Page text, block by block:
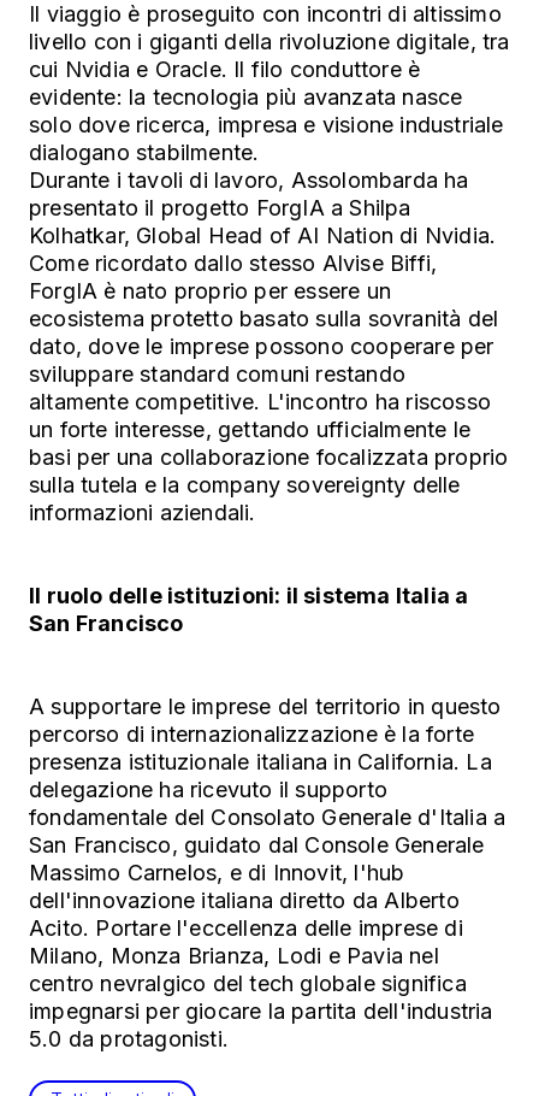
Il viaggio è proseguito con incontri di altissimo
livello con i giganti della rivoluzione digitale, tra
cui Nvidia e Oracle. Il filo conduttore è
evidente: la tecnologia più avanzata nasce
solo dove ricerca, impresa e visione industriale
dialogano stabilmente.
Durante i tavoli di lavoro, Assolombarda ha
presentato il progetto ForgIA a Shilpa
Kolhatkar, Global Head of AI Nation di Nvidia.
Come ricordato dallo stesso Alvise Biffi,
ForgIA è nato proprio per essere un
ecosistema protetto basato sulla sovranità del
dato, dove le imprese possono cooperare per
sviluppare standard comuni restando
altamente competitive. L'incontro ha riscosso
un forte interesse, gettando ufficialmente le
basi per una collaborazione focalizzata proprio
sulla tutela e la company sovereignty delle
informazioni aziendali.
Il ruolo delle istituzioni: il sistema Italia a
San Francisco
A supportare le imprese del territorio in questo
percorso di internazionalizzazione è la forte
presenza istituzionale italiana in California. La
delegazione ha ricevuto il supporto
fondamentale del Consolato Generale d'Italia a
San Francisco, guidato dal Console Generale
Massimo Carnelos, e di Innovit, l'hub
dell'innovazione italiana diretto da Alberto
Acito. Portare l'eccellenza delle imprese di
Milano, Monza Brianza, Lodi e Pavia nel
centro nevralgico del tech globale significa
impegnarsi per giocare la partita dell'industria
5.0 da protagonisti.